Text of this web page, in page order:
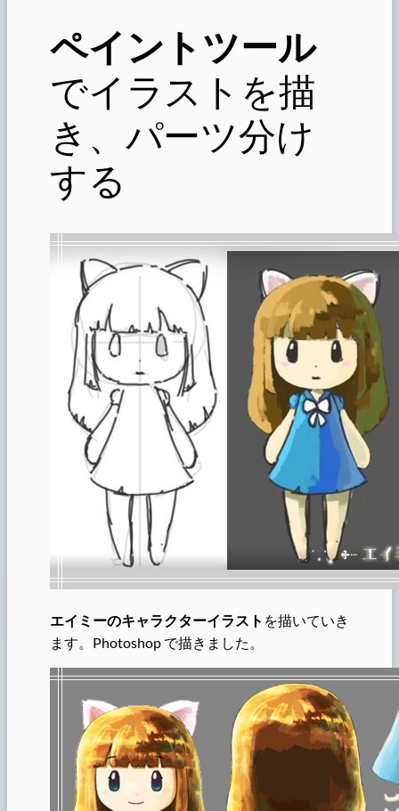
ペイントツール
でイラストを描
き、パーツ分け
する
エイミーのキャラクターイラスト を描いていき
ます。Photoshop で描きました。